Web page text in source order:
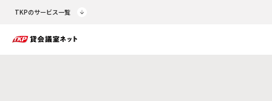
TKPのサービス一覧